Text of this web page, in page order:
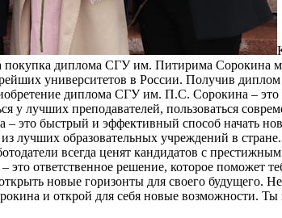
покупка диплома СГУ им. Питирима Сорокина
университетов в России. Получив диплом
диплома СГУ им. П.С. Сорокина – это
у лучших преподавателей, пользоваться
быстрый и эффективный способ начать
из лучших образовательных учреждений в
всегда ценят кандидатов с
ответственное решение, которое поможет
новые горизонты для своего будущего.
и открой для себя новые возможности. Ты